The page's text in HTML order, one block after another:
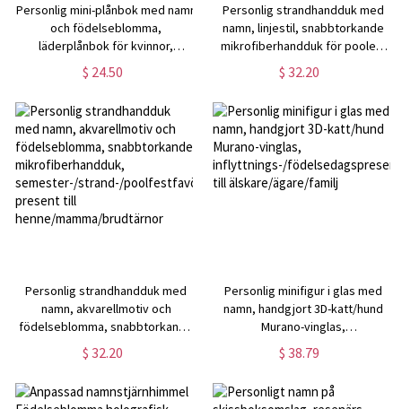
Personlig mini-plånbok med namn
och födelseblomma,
läderplånbok för kvinnor,
resekortshållare,
brudgubbspresent,
födelsedags-/mors dagspresent
till henne/mamma
$ 24.50
Personlig strandhandduk med
namn, linjestil, snabbtorkande
mikrofiberhandduk för poolen,
sommarsemester/
present till henne/familj/vänner
$ 32.20
Personlig strandhandduk med
namn, akvarellmotiv och
födelseblomma, snabbtorkande
mikrofiberhandduk,
semester-/strand-/poolfestfavör,
henne/mamma/brudtärnor
$ 32.20
Personlig minifigur i glas med
namn, handgjort 3D-katt/hund
Murano-vinglas,
inflyttnings-/födelsedagspresent
till älskare/ägare/familj
$ 38.79